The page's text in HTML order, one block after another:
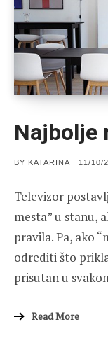
Najbolje
BY KATARINA 11/10/
Televizor
mesta” u stanu,
pravila. Pa, ako
odrediti što
prisutan u
Read More